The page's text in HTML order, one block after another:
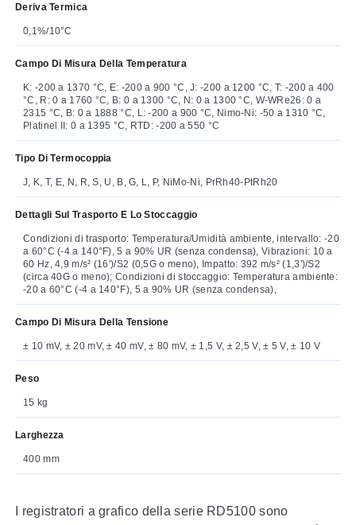
Deriva Termica
0,1%/10°C
Campo Di Misura Della Temperatura
K: -200 a 1370 °C, E: -200 a 900 °C, J: -200 a 1200 °C, T: -200 a 400
°C, R: 0 a 1760 °C, B: 0 a 1300 °C, N: 0 a 1300 °C, W-WRe26: 0 a
2315 °C, B: 0 a 1888 °C, L: -200 a 900 °C, Nimo-Ni: -50 a 1310 °C,
Platinel II: 0 a 1395 °C, RTD: -200 a 550 °C
Tipo Di Termocoppia
J, K, T, E, N, R, S, U, B, G, L, P, NiMo-Ni, PrRh40-PtRh20
Dettagli Sul Trasporto E Lo Stoccaggio
Condizioni di trasporto: Temperatura/Umidità ambiente, intervallo: -20
a 60°C (-4 a 140°F), 5 a 90% UR (senza condensa), Vibrazioni: 10 a
60 Hz, 4,9 m/s² (16')/S2 (0,5G o meno), Impatto: 392 m/s² (1,3')/S2
(circa 40G o meno); Condizioni di stoccaggio: Temperatura ambiente:
-20 a 60°C (-4 a 140°F), 5 a 90% UR (senza condensa),
Campo Di Misura Della Tensione
± 10 mV, ± 20 mV, ± 40 mV, ± 80 mV, ± 1,5 V, ± 2,5 V, ± 5 V, ± 10 V
Peso
15 kg
Larghezza
400 mm
I registratori a grafico della serie RD5100 sono